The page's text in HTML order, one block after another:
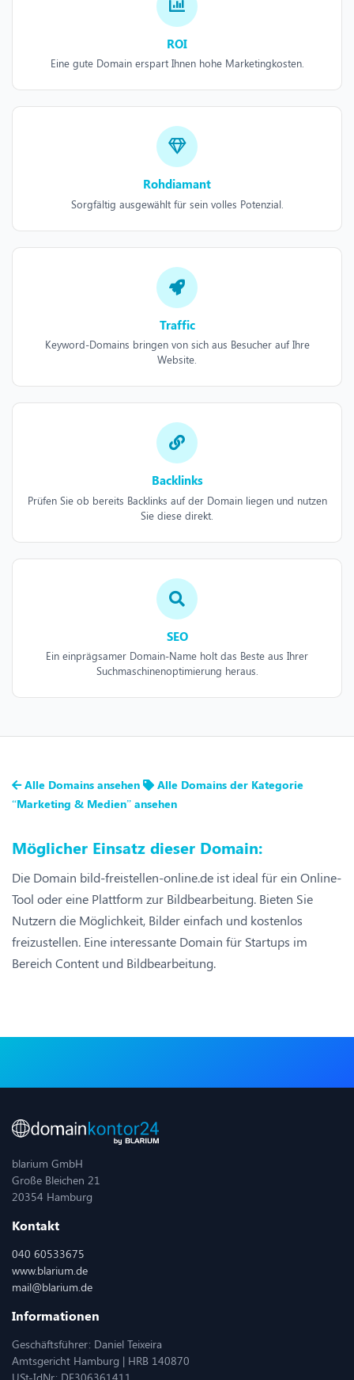
ROI
Eine gute Domain erspart Ihnen hohe Marketingkosten.
Rohdiamant
Sorgfältig ausgewählt für sein volles Potenzial.
Traffic
Keyword-Domains bringen von sich aus Besucher auf Ihre
Website.
Backlinks
Prüfen Sie ob bereits Backlinks auf der Domain liegen und nutzen
Sie diese direkt.
SEO
Ein einprägsamer Domain-Name holt das Beste aus Ihrer
Suchmaschinenoptimierung heraus.
Alle Domains ansehen
Alle Domains der Kategorie
“Marketing & Medien” ansehen
Möglicher Einsatz dieser Domain:
Die Domain bild-freistellen-online.de ist ideal für ein Online-
Tool oder eine Plattform zur Bildbearbeitung. Bieten Sie
Nutzern die Möglichkeit, Bilder einfach und kostenlos
freizustellen. Eine interessante Domain für Startups im
Bereich Content und Bildbearbeitung.
blarium GmbH
Große Bleichen 21
20354 Hamburg
Kontakt
040 60533675
www.blarium.de
mail@blarium.de
Informationen
Geschäftsführer: Daniel Teixeira
Amtsgericht Hamburg | HRB 140870